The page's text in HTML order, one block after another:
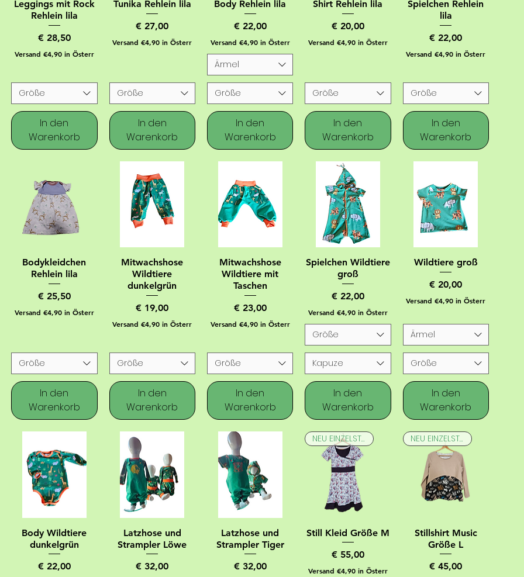
Leggings mit Rock
Rehlein lila
Preis
€ 28,50
Versand €4,90 in Österr
Größe
In den
Warenkorb
Tunika Rehlein lila
Preis
€ 27,00
Versand €4,90 in Österr
Größe
In den
Warenkorb
Body Rehlein lila
Preis
€ 22,00
Versand €4,90 in Österr
Ärmel
Größe
In den
Warenkorb
Shirt Rehlein lila
Preis
€ 20,00
Versand €4,90 in Österr
Größe
In den
Warenkorb
Spielchen Rehlein
lila
Preis
€ 22,00
Versand €4,90 in Österr
Größe
In den
Warenkorb
Bodykleidchen
Rehlein lila
Preis
€ 25,50
Versand €4,90 in Österr
Größe
In den
Warenkorb
Mitwachshose
Wildtiere
dunkelgrün
Preis
€ 19,00
Versand €4,90 in Österr
Größe
In den
Warenkorb
Mitwachshose
Wildtiere mit
Taschen
Preis
€ 23,00
Versand €4,90 in Österr
Größe
In den
Warenkorb
Spielchen Wildtiere
groß
Preis
€ 22,00
Versand €4,90 in Österr
Größe
Kapuze
In den
Warenkorb
Wildtiere groß
Preis
€ 20,00
Versand €4,90 in Österr
Ärmel
Größe
In den
Warenkorb
Body Wildtiere
dunkelgrün
Preis
€ 22,00
Latzhose und
Strampler Löwe
Preis
€ 32,00
Latzhose und
Strampler Tiger
Preis
€ 32,00
NEU EINZELSTÜCK
Still Kleid Größe M
Preis
€ 55,00
Versand €4,90 in Österr
NEU EINZELSTÜCK
Stillshirt Music
Größe L
Preis
€ 45,00